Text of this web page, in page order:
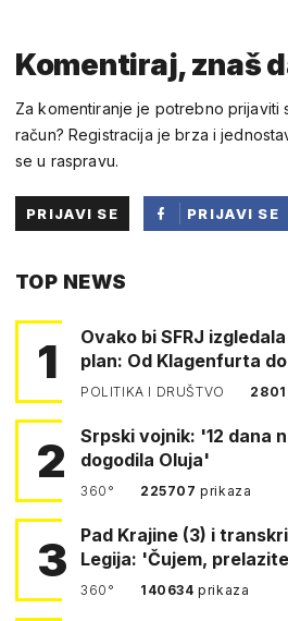
Komentiraj, znaš
Za komentiranje je potrebno prijaviti
račun? Registracija je brza i
se u raspravu.
PRIJAVI SE
PRIJAVI SE
TOP NEWS
1
Ovako bi SFRJ
plan: Od Klagenfurta
POLITIKA I DRUŠTVO
2
Srpski vojnik: '12 dana
dogodila Oluja'
360° 225707prikaza
3
Pad Krajine (3) i
Legija: 'Čujem,
360° 140634prikaza